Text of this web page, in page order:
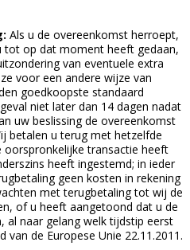
Als u de overeenkomst herroept,
tot op dat moment heeft gedaan,
van eventuele extra
voor een andere wijze van
goedkoopste standaard
niet later dan 14 dagen nadat
uw beslissing de overeenkomst
betalen u terug met hetzelfde
oorspronkelijke transactie heeft
heeft ingestemd; in ieder
geen kosten in rekening
met terugbetaling tot wij de
of u heeft aangetoond dat u de
al naar gelang welk tijdstip eerst
van de Europese Unie 22.11.2011.